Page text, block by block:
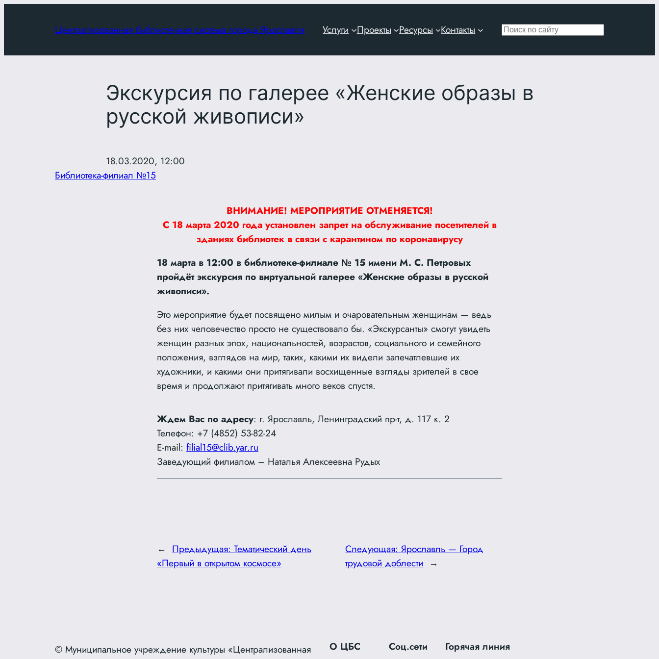
Централизованная библиотечная система города Ярославля Услуги Проекты Ресурсы Контакты Поиск
Экскурсия по галерее «Женские образы в
русской живописи»
18.03.2020, 12:00
Библиотека-филиал №15
ВНИМАНИЕ! МЕРОПРИЯТИЕ ОТМЕНЯЕТСЯ!
С 18 марта 2020 года установлен запрет на обслуживание посетителей в
зданиях библиотек в связи с карантином по коронавирусу
18 марта в 12:00 в библиотеке-филиале № 15 имени М. С. Петровых
пройдёт экскурсия по виртуальной галерее «Женские образы в русской
живописи».
Это мероприятие будет посвящено милым и очаровательным женщинам — ведь
без них человечество просто не существовало бы. «Экскурсанты» смогут увидеть
женщин разных эпох, национальностей, возрастов, социального и семейного
положения, взглядов на мир, таких, какими их видели запечатлевшие их
художники, и какими они притягивали восхищенные взгляды зрителей в свое
время и продолжают притягивать много веков спустя.
Ждем Вас по адресу: г. Ярославль, Ленинградский пр-т, д. 117 к. 2
Телефон: +7 (4852) 53-82-24
E-mail: filial15@clib.yar.ru
Заведующий филиалом – Наталья Алексеевна Рудых
← Предыдущая: Тематический день
«Первый в открытом космосе»
Следующая:Ярославль — Город
трудовой доблести →
© Муниципальное учреждение культуры «Централизованная
О ЦБС Соц.сети Горячая линия